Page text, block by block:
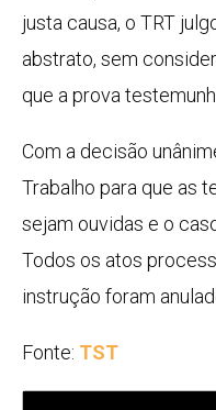
justa causa, o TRT
abstrato, sem
que a prova
Com a decisão
Trabalho para que as
sejam ouvidas e o
Todos os atos
instrução foram
Fonte: TST